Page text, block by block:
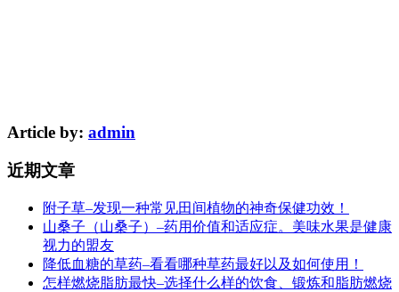
Article by: admin
近期文章
附子草–发现一种常见田间植物的神奇保健功效！
山桑子（山桑子）–药用价值和适应症。美味水果是健康
视力的盟友
降低血糖的草药–看看哪种草药最好以及如何使用！
怎样燃烧脂肪最快–选择什么样的饮食、锻炼和脂肪燃烧